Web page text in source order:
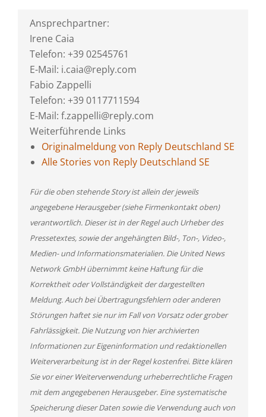
Ansprechpartner:
Irene Caia
Telefon: +39 02545761
E-Mail: i.caia@reply.com
Fabio Zappelli
Telefon: +39 0117711594
E-Mail: f.zappelli@reply.com
Weiterführende Links
Originalmeldung von Reply Deutschland SE
Alle Stories von Reply Deutschland SE
Für die oben stehende Story ist allein der jeweils
angegebene Herausgeber (siehe Firmenkontakt oben)
verantwortlich. Dieser ist in der Regel auch Urheber des
Pressetextes, sowie der angehängten Bild-, Ton-, Video-,
Medien- und Informationsmaterialien. Die United News
Network GmbH übernimmt keine Haftung für die
Korrektheit oder Vollständigkeit der dargestellten
Meldung. Auch bei Übertragungsfehlern oder anderen
Störungen haftet sie nur im Fall von Vorsatz oder grober
Fahrlässigkeit. Die Nutzung von hier archivierten
Informationen zur Eigeninformation und redaktionellen
Weiterverarbeitung ist in der Regel kostenfrei. Bitte klären
Sie vor einer Weiterverwendung urheberrechtliche Fragen
mit dem angegebenen Herausgeber. Eine systematische
Speicherung dieser Daten sowie die Verwendung auch von